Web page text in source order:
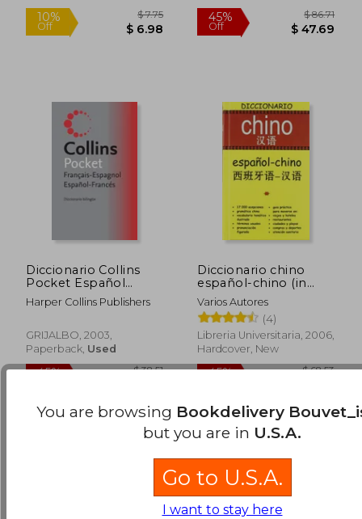
Off
50%
Off $
Diccionario Collins
Pocket Español
Francés (Diccionario
bilingüe) (in Spanish)
Harper Collins Publishers
GRIJALBO, 2003,
Paperback, Used
Diccionario chino
español-chino (in
Chinese)
Varios Autores
(4)
Libreria Universitaria, 2006,
Hardcover, New
You are browsing Bookdelivery
but you are in U.S.A.
Go to U.S.A.
I want to stay here